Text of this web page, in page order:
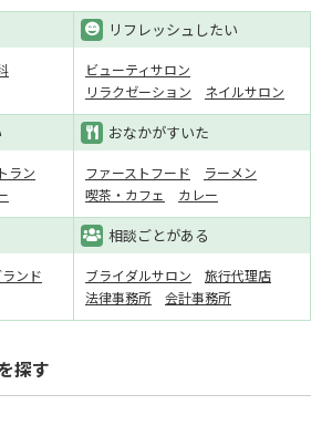
リフレッシュしたい
ビューティサロン
リラクゼーション
ネイルサロン
ラン
おなかがすいた
ファーストフード
ラーメン
喫茶・カフェ
カレー
ンド
相談ごとがある
ブライダルサロン
旅行代理店
法律事務所
会計事務所
探す